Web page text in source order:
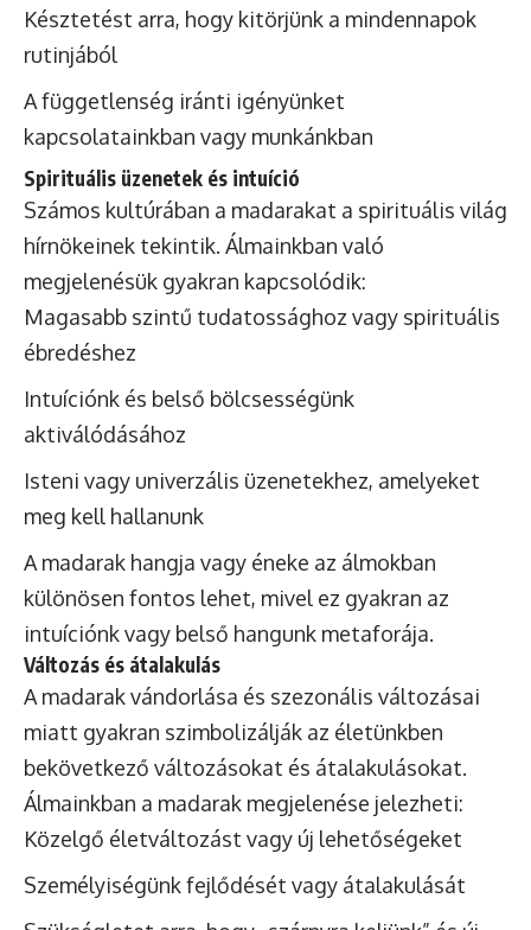
Késztetést arra, hogy kitörjünk a mindennapok
rutinjából
A függetlenség iránti igényünket
kapcsolatainkban vagy munkánkban
Spirituális üzenetek és intuíció
Számos kultúrában a madarakat a spirituális világ
hírnökeinek tekintik. Álmainkban való
megjelenésük gyakran kapcsolódik:
Magasabb szintű tudatossághoz vagy spirituális
ébredéshez
Intuíciónk és belső bölcsességünk
aktiválódásához
Isteni vagy univerzális üzenetekhez, amelyeket
meg kell hallanunk
A madarak hangja vagy éneke az álmokban
különösen fontos lehet, mivel ez gyakran az
intuíciónk vagy belső hangunk metaforája.
Változás és átalakulás
A madarak vándorlása és szezonális változásai
miatt gyakran szimbolizálják az életünkben
bekövetkező változásokat és átalakulásokat.
Álmainkban a madarak megjelenése jelezheti:
Közelgő életváltozást vagy új lehetőségeket
Személyiségünk fejlődését vagy átalakulását